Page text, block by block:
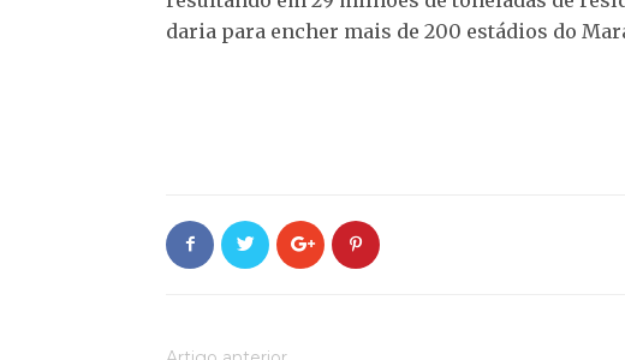
daria para encher mais de 200 estádios do